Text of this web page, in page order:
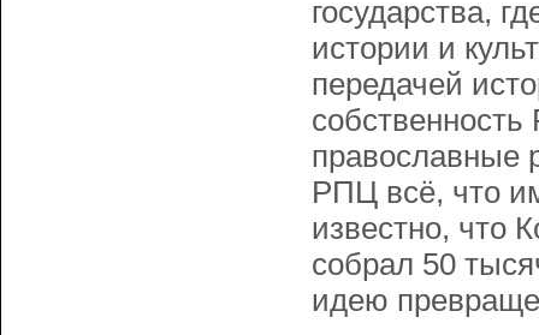
государства,
истории и
передачей
православные
РПЦ всё, что
известно, что
собрал 50
идею